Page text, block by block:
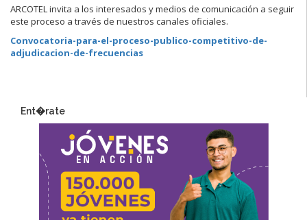
ARCOTEL invita a los interesados y medios de comunicación a seguir
este proceso a través de nuestros canales oficiales.
Convocatoria-para-el-proceso-publico-competitivo-de-
adjudicacion-de-frecuencias
Ent�rate